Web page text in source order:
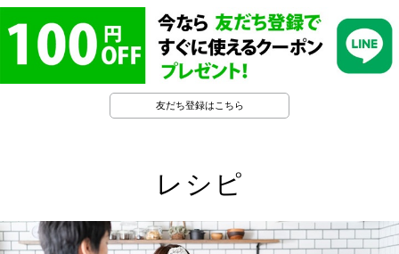
友だち登録はこちら
レシピ